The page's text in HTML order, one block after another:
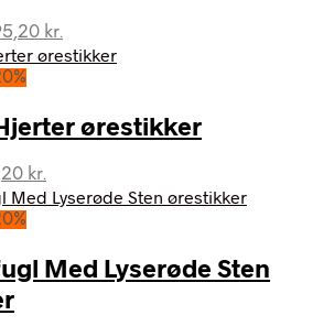
kr..
kr.
aktuelle
295,20 kr..
ørestikker
kr..
kr.
aktuelle
119,20 kr..
Med Lyserøde Sten